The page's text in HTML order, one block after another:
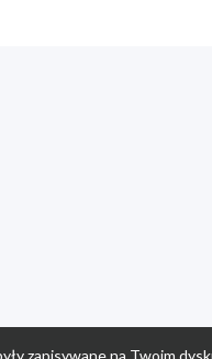
zapisywane na Twoim